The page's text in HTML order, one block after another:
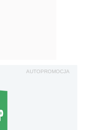
AUTOPROMOCJA